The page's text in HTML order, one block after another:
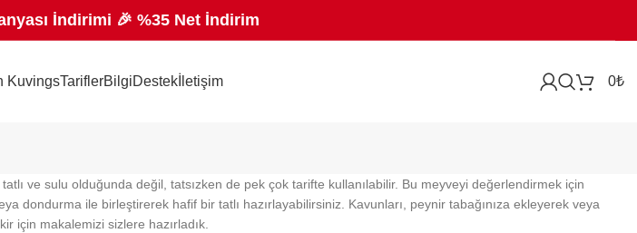
İndirimi 🎉 %35 Net İndirim
KuvingsTariflerBilgiDestek İletişim 0₺
ve sulu olduğunda değil, tatsızken de pek çok tarifte kullanılabilir. Bu meyveyi değerlendirmek için
dondurma ile birleştirerek hafif bir tatlı hazırlayabilirsiniz. Kavunları, peynir tabağınıza ekleyerek veya
için makalemizi sizlere hazırladık.